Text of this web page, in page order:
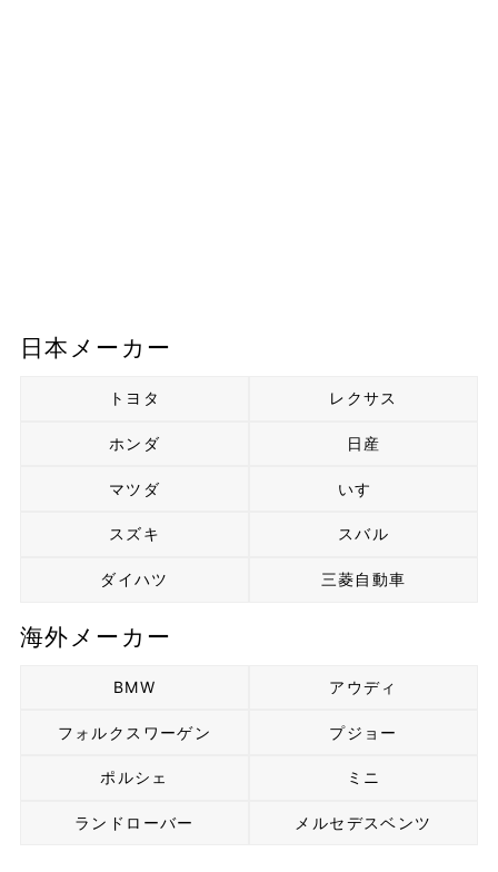
日本メーカー
トヨタ レクサス
ホンダ 日産
マツダ いすゞ
スズキ スバル
ダイハツ 三菱自動車
海外メーカー
BMW アウディ
フォルクスワーゲン プジョー
ポルシェ ミニ
ランドローバー メルセデスベンツ